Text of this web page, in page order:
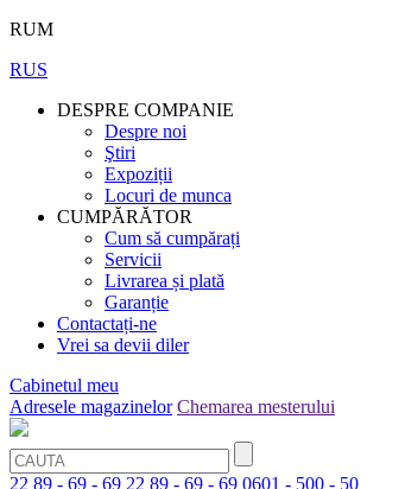
RUM
RUS
DESPRE COMPANIE
Despre noi
Ştiri
Expoziții
Locuri de munca
CUMPĂRĂTOR
Cum să cumpărați
Servicii
Livrarea și plată
Garanție
Contactați-ne
Vrei sa devii diler
Cabinetul meu
Adresele magazinelor Chemarea mesterului
22 89 - 69 - 69 22 89 - 69 - 69 0601 - 500 - 50